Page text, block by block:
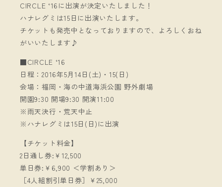
CIRCLE ‘16に出演が決定いたしました！
ハナレグミは15日に出演いたします。
チケットも発売中となっておりますので、よろしくおね
がいいたします♪
■CIRCLE ‘16
日程：2016年5月14日(土)・15(日)
会場：福岡・海の中道海浜公園 野外劇場
開園9:30 開場9:30 開演11:00
※雨天決行・荒天中止
※ハナレグミは15日(日)に出演
【チケット料金】
2日通し券:￥12,500
単日券:￥6,900 ＜学割あり＞
［4人組割引単日券］￥25,000